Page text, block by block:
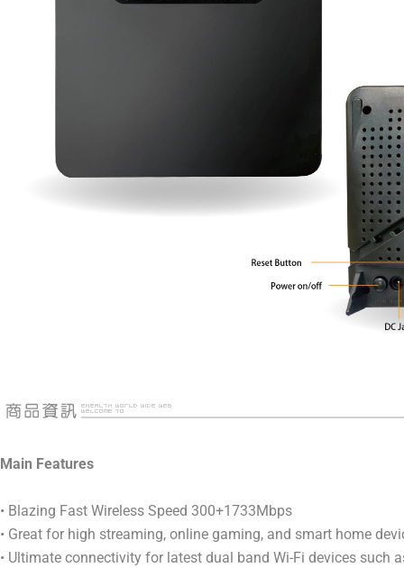
Main Features
• Blazing Fast Wireless Speed 300+1733Mbps
• Great for high streaming, online gaming, and smart home
• Ultimate connectivity for latest dual band Wi-Fi devices such